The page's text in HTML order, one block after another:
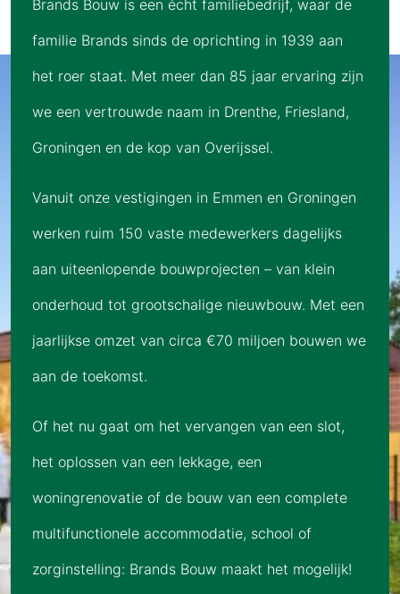
Brands Bouw is een écht familiebedrijf, waar de
familie Brands sinds de oprichting in 1939 aan
het roer staat. Met meer dan 85 jaar ervaring zijn
we een vertrouwde naam in Drenthe, Friesland,
Groningen en de kop van Overijssel.
Vanuit onze vestigingen in Emmen en Groningen
werken ruim 150 vaste medewerkers dagelijks
aan uiteenlopende bouwprojecten – van klein
onderhoud tot grootschalige nieuwbouw. Met een
jaarlijkse omzet van circa €70 miljoen bouwen we
aan de toekomst.
Of het nu gaat om het vervangen van een slot,
het oplossen van een lekkage, een
woningrenovatie of de bouw van een complete
multifunctionele accommodatie, school of
zorginstelling: Brands Bouw maakt het mogelijk!